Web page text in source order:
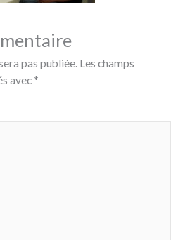
pas publiée. Les champs
avec *